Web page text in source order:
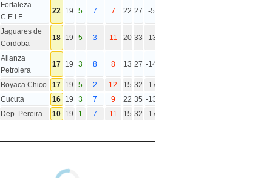
Fortaleza
C.E.I.F.
22 19 5 7 7 22 27 -5
Jaguares de
Cordoba
18 19 5 3 11 20 33 -13
Alianza
Petrolera
17 19 3 8 8 13 27 -14
Boyaca Chico 17 19 5 2 12 15 32 -17
Cucuta 16 19 3 7 9 22 35 -13
Dep. Pereira 10 19 1 7 11 15 32 -17